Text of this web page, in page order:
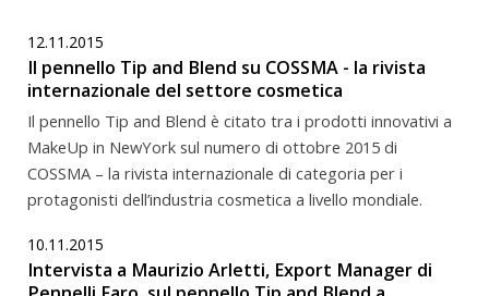
12.11.2015
Il pennello Tip and Blend su COSSMA - la rivista
internazionale del settore cosmetica
Il pennello Tip and Blend è citato tra i prodotti innovativi a
MakeUp in NewYork sul numero di ottobre 2015 di
COSSMA – la rivista internazionale di categoria per i
protagonisti dell’industria cosmetica a livello mondiale.
10.11.2015
Intervista a Maurizio Arletti, Export Manager di